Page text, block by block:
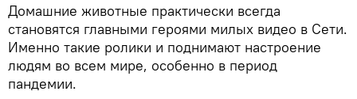
Домашние животные практически всегда
становятся главными героями милых видео в Сети.
Именно такие ролики и поднимают настроение
людям во всем мире, особенно в период
пандемии.